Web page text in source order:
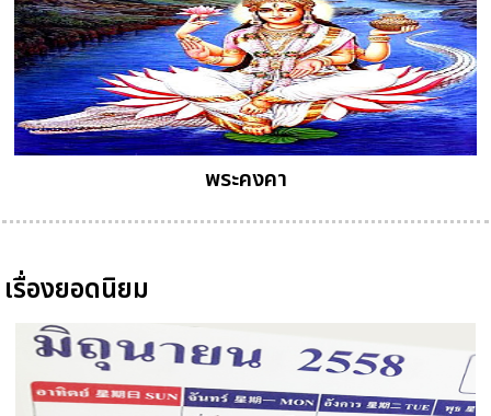
พระคงคา
เรื่องยอดนิยม